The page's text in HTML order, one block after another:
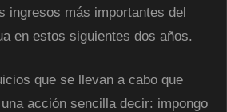
ingresos más importantes del
en estos siguientes dos años.
que se llevan a cabo que
acción sencilla decir: impongo